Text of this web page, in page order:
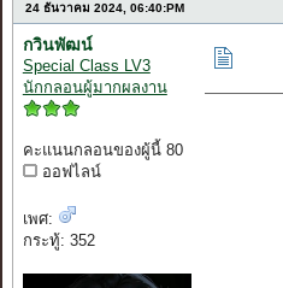
24 ธันวาคม 2024, 06:40:PM
กวินพัฒน์
Special Class LV3
นักกลอนผู้มากผลงาน
คะแนนกลอนของผู้นี้ 80
ออฟไลน์
เพศ:
กระทู้: 352